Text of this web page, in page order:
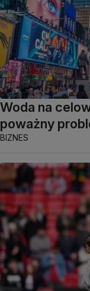
Woda na
poważny
BIZNES